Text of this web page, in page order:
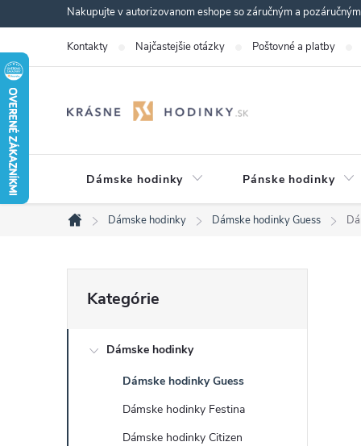
na
obsah
Nakupujte v autorizovanom eshope so záručným a
Kontakty Najčastejšie otázky Poštovné a platby
Dámske hodinky Pánske hodinky
Domov
Dámske hodinky Dámske hodinky Guess
o
kategórie
Kategórie
Dámske hodinky
Dámske hodinky Guess
Dámske hodinky Festina
Dámske hodinky Citizen